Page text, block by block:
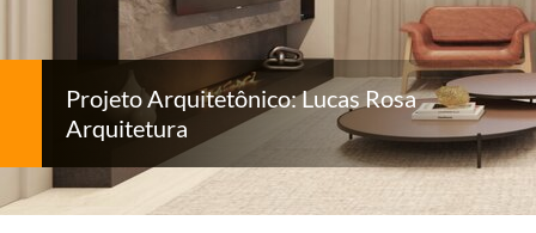
Projeto Arquitetônico: Lucas Rosa
Arquitetura